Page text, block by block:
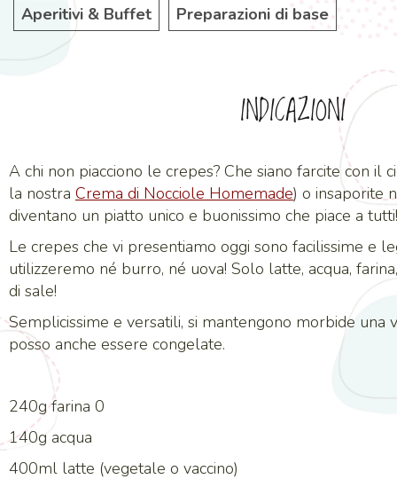
Aperitivi & Buffet Preparazioni di base
INDICAZIONI
A chi non piacciono le crepes? Che siano farcite con il
la nostra Crema di Nocciole Homemade) o insaporite
diventano un piatto unico e buonissimo che piace a tutti!
Le crepes che vi presentiamo oggi sono facilissime e
utilizzeremo né burro, né uova! Solo latte, acqua,
di sale!
Semplicissime e versatili, si mantengono morbide
posso anche essere congelate.
240g farina 0
140g acqua
400ml latte (vegetale o vaccino)